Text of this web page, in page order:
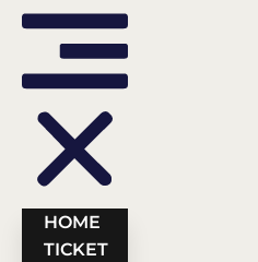
HOME
TICKET